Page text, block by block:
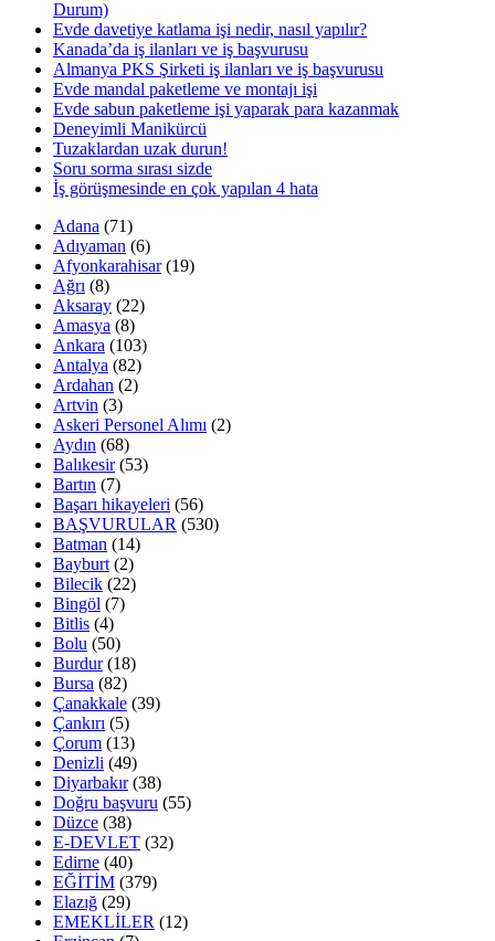
Durum)
Evde davetiye katlama işi nedir, nasıl yapılır?
Kanada’da iş ilanları ve iş başvurusu
Almanya PKS Şirketi iş ilanları ve iş başvurusu
Evde mandal paketleme ve montajı işi
Evde sabun paketleme işi yaparak para kazanmak
Deneyimli Manikürcü
Tuzaklardan uzak durun!
Soru sorma sırası sizde
İş görüşmesinde en çok yapılan 4 hata
Adana (71)
Adıyaman (6)
Afyonkarahisar(19)
Ağrı (8)
Aksaray (22)
Amasya (8)
Ankara (103)
Antalya (82)
Ardahan (2)
Artvin (3)
Askeri Personel Alımı (2)
Aydın (68)
Balıkesir(53)
Bartın (7)
Başarı hikayeleri (56)
BAŞVURULAR (530)
Batman (14)
Bayburt (2)
Bilecik (22)
Bingöl (7)
Bitlis (4)
Bolu (50)
Burdur(18)
Bursa (82)
Çanakkale (39)
Çankırı (5)
Çorum (13)
Denizli (49)
Diyarbakır(38)
Doğru başvuru (55)
Düzce (38)
E-DEVLET (32)
Edirne (40)
EĞİTİM (379)
Elazığ (29)
EMEKLİLER (12)